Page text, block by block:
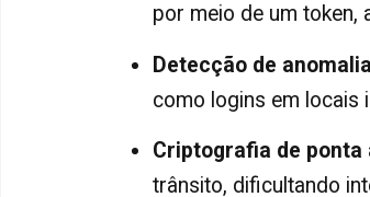
por meio de um token,
Detecção de
como logins em locais
Criptografia de ponta
trânsito, dificultando